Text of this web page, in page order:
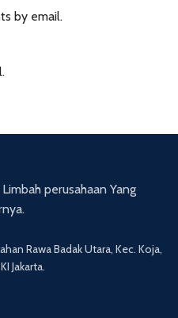
by email.
perusahaan Yang
Rawa Badak Utara, Kec. Koja,
Jakarta.